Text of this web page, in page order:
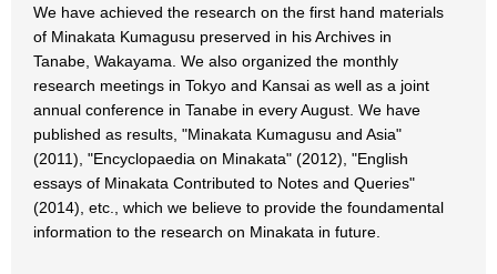
We have achieved the research on the first hand materials
of Minakata Kumagusu preserved in his Archives in
Tanabe, Wakayama. We also organized the monthly
research meetings in Tokyo and Kansai as well as a joint
annual conference in Tanabe in every August. We have
published as results, "Minakata Kumagusu and Asia"
(2011), "Encyclopaedia on Minakata" (2012), "English
essays of Minakata Contributed to Notes and Queries"
(2014), etc., which we believe to provide the foundamental
information to the research on Minakata in future.